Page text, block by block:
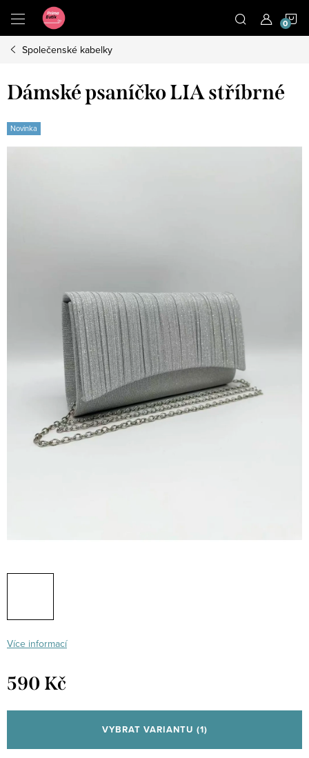
obsah
Společenské kabelky
Dámské psaníčko LIA stříbrné
Novinka
Více informací
590 Kč
cena:
VYBRAT VARIANTU (1)